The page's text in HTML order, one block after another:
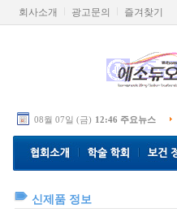
회사소개 광고문의 즐겨찾기
08월 07일 (금) 12:46 주요뉴스
신제품 정보